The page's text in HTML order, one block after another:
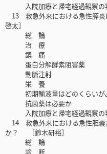
入院加療と帰宅経過観察の
13 救急外来における急性膵
啓太］
総 論
治 療
鎮 痛
蛋白分解酵素阻害薬
動脈注射
栄 養
初期輸液量はどのくらいが
抗菌薬は必要か
入院加療と帰宅経過観察の
14 救急外来における急性胆囊
か？ ［鈴木研裕］
総 論
診 断